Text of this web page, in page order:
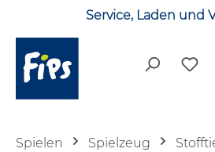
Zum Hauptinhalt springen
Service, Laden und
Spielen Spielzeug